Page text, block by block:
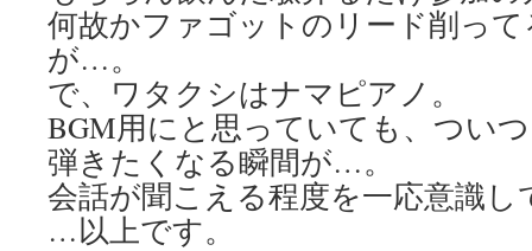
何故かファゴットのリード削っ
が…。
で、ワタクシはナマピアノ。
BGM用にと思っていても、つい
弾きたくなる瞬間が…。
会話が聞こえる程度を一応意識
…以上です。